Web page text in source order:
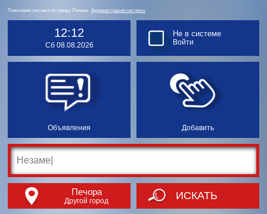
Поисковая система по городу Печора. Администрация системы
12:12
Сб 08.08.2026
Объявления Добавить
Не в системе
Войти
Печора
Другой город ИСКАТЬ